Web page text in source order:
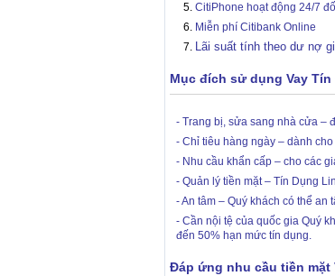
CitiPhone hoạt động 24/7
Miễn phí Citibank Online
Lãi suất tính theo dư nợ
Mục đích sử dụng Vay Tín
- Trang bị, sửa sang nhà cửa –
- Chỉ tiêu hàng ngày – dành
- Nhu cầu khẩn cấp – cho các
- Quản lý tiền mặt – Tín Dụng
- An tâm – Quý khách có thể
- Cần nội tệ của quốc gia Quý
đến 50% hạn mức tín dụng.
Đáp ứng nhu cầu tiền mặt